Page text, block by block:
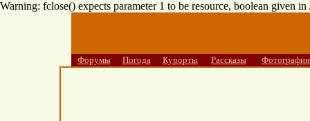
Warning: fclose() expects parameter 1 to be resource, boolean given
Форумы Погода Курорты Рассказы Фотографии